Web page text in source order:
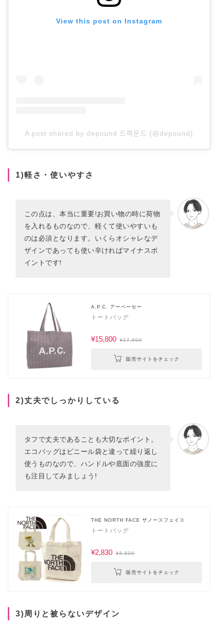
View this post on Instagram
A post shared by depound 드파운드 (@depound)
1)軽さ・使いやすさ
この点は、本当に重要!お買い物の時に荷物
を入れるものなので、軽くて使いやすいも
のは必須となります。いくらオシャレなデ
ザインであっても使い辛ければマイナスポ
イントです!
A.P.C. アーペーセー
トートバッグ
¥15,800 ¥17,600
販売サイトをチェック
2)丈夫でしっかりしている
タフで丈夫であることも大切なポイント。
エコバッグはビニール袋と違って繰り返し
使うものなので、ハンドルや底面の強度に
も注目してみましょう!
THE NORTH FACE ザノースフェイス
トートバッグ
¥2,830 ¥5,500
販売サイトをチェック
3)周りと被らないデザイン